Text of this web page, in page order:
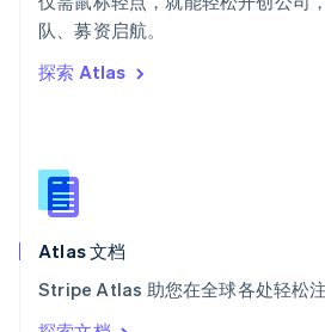
队、募资启航。
探索 Atlas
Atlas 文档
Stripe Atlas 助您在全球各处轻松注
希腊
English
西班牙
新西兰
English
匈牙利
English
ItalianoEnglish
印度